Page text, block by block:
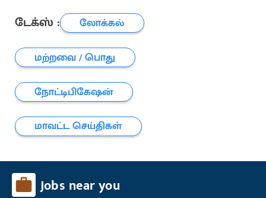
டேக்ஸ் :
லோக்கல்
மற்றவை / பொது
நோட்டிபிகேஷன்
மாவட்ட செய்திகள்
Jobs near you